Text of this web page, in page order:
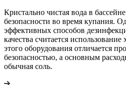
Кристально чистая вода в
безопасности во время купания.
эффективных способов
качества считается использование
этого оборудования отличается
безопасностью, а основным
обычная соль.